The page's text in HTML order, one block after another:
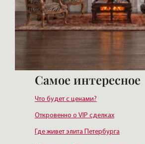
Самое интересное
Что будет с ценами?
Откровенно о VIP сделках
Где живет элита Петербурга